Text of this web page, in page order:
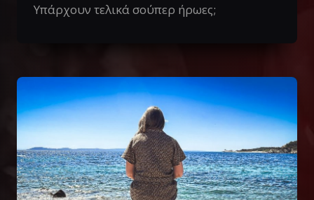
Υπάρχουν τελικά σούπερ ήρωες;